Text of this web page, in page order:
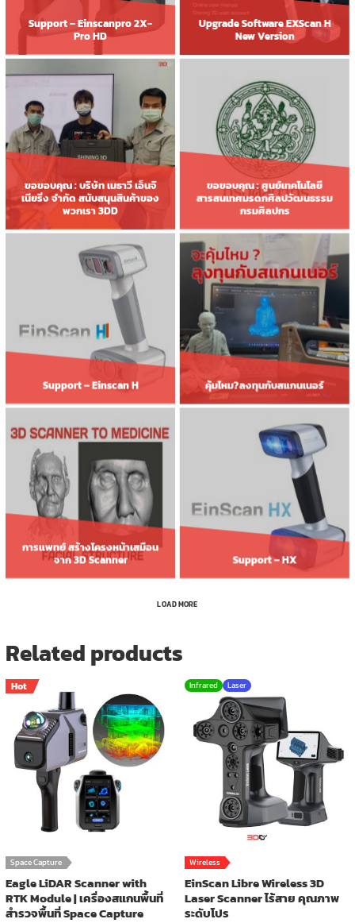
Support – Einscanpro 2X-
Pro HD
Upgrade Software EXScan H
New Version
ขอขอบคุณ : บริษัท เมธาวี เอ็นจิ
เนียริ่ง จํากัด สนับสนุนสินค้าของ
พวกเรา 3DD
ขอขอบคุณ : ศูนย์เทคโนโลยี
สารสนเทศมรดกศิลปวัฒนธรรม
กรมศิลปกร
Support – Einscan H คุ้มไหม?ลงทุนกับสแกนเนอร์
การแพทย์ สร้างโครงหน้าเสมือน
จาก 3D Scanner
Support – HX
LOAD MORE
Related products
Hot
Space Capture
Eagle LiDAR Scanner with
RTK Module | เครื่องสแกนพื้นที่
สำรวจพื้นที่ Space Capture
Infrared Laser
Wireless
EinScan Libre Wireless 3D
Laser Scanner ไร้สาย คุณภาพ
ระดับโปร